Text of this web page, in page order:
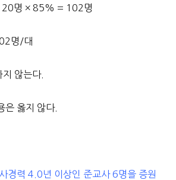
명 × 85% = 102명
명/대
않는다.
은 옳지 않다.
경력 4.0년 이상인 준교사 6명을 증원